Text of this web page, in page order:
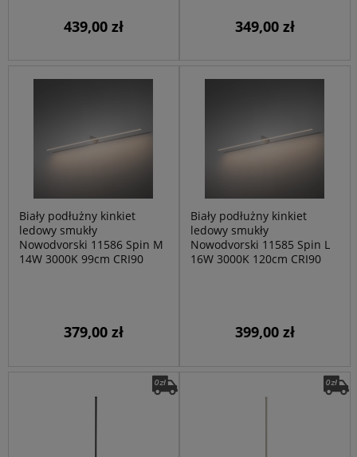
439,00 zł 349,00 zł
Biały podłużny kinkiet
ledowy smukły
Nowodvorski 11586 Spin M
14W 3000K 99cm CRI90
379,00 zł
Biały podłużny kinkiet
ledowy smukły
Nowodvorski 11585 Spin L
16W 3000K 120cm CRI90
399,00 zł